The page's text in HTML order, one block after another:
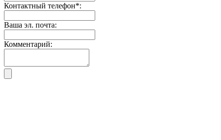
Контактный телефон*:
Ваша эл. почта:
Комментарий: